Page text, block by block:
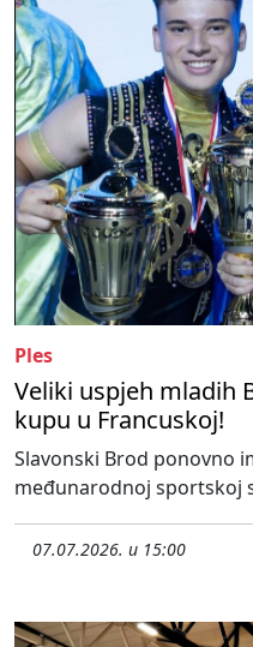
Ples
Veliki uspjeh mladih
kupu u Francuskoj!
Slavonski Brod ponovno
međunarodnoj sportskoj
07.07.2026. u 15:00